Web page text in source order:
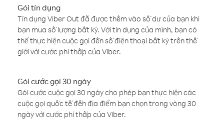
Gói tín dụng
Tín dụng Viber Out đã được thêm vào số dư của bạn khi
bạn mua số lượng bất kỳ. Với tín dụng của mình, bạn có
thể thực hiện cuộc gọi đến số điện thoại bất kỳ trên thế
giới với cước phí thấp của Viber.
Gói cước gọi 30 ngày
Gói cước cuộc gọi 30 ngày cho phép bạn thực hiện các
cuộc gọi quốc tế đến địa điểm bạn chọn trong vòng 30
ngày với cước phí thấp của Viber.